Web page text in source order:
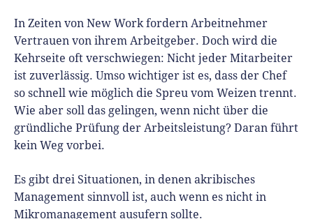
In Zeiten von New Work fordern Arbeitnehmer
Vertrauen von ihrem Arbeitgeber. Doch wird die
Kehrseite oft verschwiegen: Nicht jeder Mitarbeiter
ist zuverlässig. Umso wichtiger ist es, dass der Chef
so schnell wie möglich die Spreu vom Weizen trennt.
Wie aber soll das gelingen, wenn nicht über die
gründliche Prüfung der Arbeitsleistung? Daran führt
kein Weg vorbei.
Es gibt drei Situationen, in denen akribisches
Management sinnvoll ist, auch wenn es nicht in
Mikromanagement ausufern sollte.